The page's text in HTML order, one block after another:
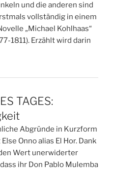
und die anderen sind
vollständig in einem
„Michael Kohlhaas“
1811). Erzählt wird darin
TAGES:
Abgründe in Kurzform
Onno alias El Hor. Dank
Wert unerwiderter
ihr Don Pablo Mulemba